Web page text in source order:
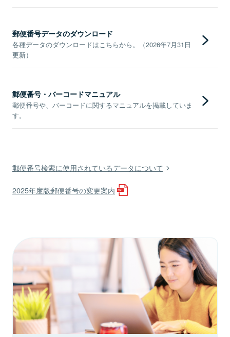
郵便番号データのダウンロード
各種データのダウンロードはこちらから。（2026年7月31日
更新）
郵便番号・バーコードマニュアル
郵便番号や、バーコードに関するマニュアルを掲載していま
す。
郵便番号検索に使用されているデータについて
2025年度版郵便番号の変更案内